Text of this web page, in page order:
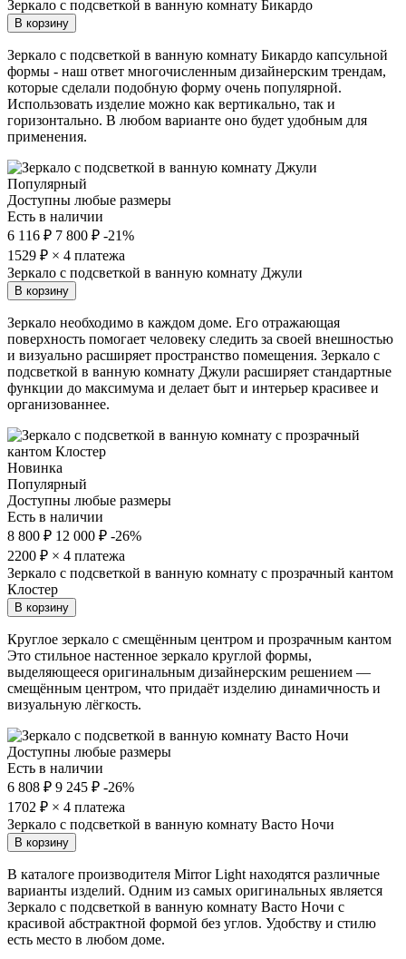
Зеркало с подсветкой в ванную комнату Бикардо
В корзину
Зеркало с подсветкой в ванную комнату Бикардо капсульной
формы - наш ответ многочисленным дизайнерским трендам,
которые сделали подобную форму очень популярной.
Использовать изделие можно как вертикально, так и
горизонтально. В любом варианте оно будет удобным для
применения.
Популярный
Доступны любые размеры
Есть в наличии
6 116 ₽ 7 800 ₽ -21%
1529 ₽ × 4 платежа
Зеркало с подсветкой в ванную комнату Джули
В корзину
Зеркало необходимо в каждом доме. Его отражающая
поверхность помогает человеку следить за своей внешностью
и визуально расширяет пространство помещения. Зеркало с
подсветкой в ванную комнату Джули расширяет стандартные
функции до максимума и делает быт и интерьер красивее и
организованнее.
Новинка
Популярный
Доступны любые размеры
Есть в наличии
8 800 ₽ 12 000 ₽ -26%
2200 ₽ × 4 платежа
Зеркало с подсветкой в ванную комнату с прозрачный кантом
Клостер
В корзину
Круглое зеркало с смещённым центром и прозрачным кантом
Это стильное настенное зеркало круглой формы,
выделяющееся оригинальным дизайнерским решением —
смещённым центром, что придаёт изделию динамичность и
визуальную лёгкость.
Доступны любые размеры
Есть в наличии
6 808 ₽ 9 245 ₽ -26%
1702 ₽ × 4 платежа
Зеркало с подсветкой в ванную комнату Васто Ночи
В корзину
В каталоге производителя Mirror Light находятся различные
варианты изделий. Одним из самых оригинальных является
Зеркало с подсветкой в ванную комнату Васто Ночи с
красивой абстрактной формой без углов. Удобству и стилю
есть место в любом доме.